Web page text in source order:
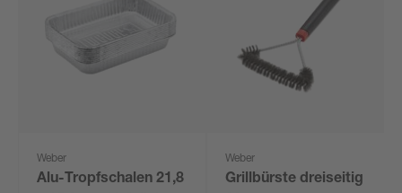
Weber
Alu-Tropfschalen 21,8
Weber
Grillbürste dreiseitig